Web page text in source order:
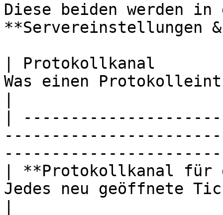
Diese beiden werden
**Servereinstellungen
| Protokollkanal
Was einen
|
| **Protokollkanal
Jedes neu geöffnete